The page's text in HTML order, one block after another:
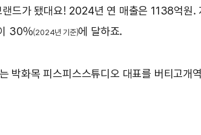
드가 됐대요! 2024년 연 매출은 1138억원
30%(2024년 기준)에 달하죠.
박화목 피스피스스튜디오 대표를 버티고개